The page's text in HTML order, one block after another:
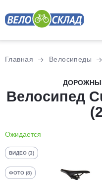
Главная Велосипеды
Велосипед
Ожидается
ВИДЕО (3)
ФОТО (8)
Разбейте
оплатуна
без
График платежей